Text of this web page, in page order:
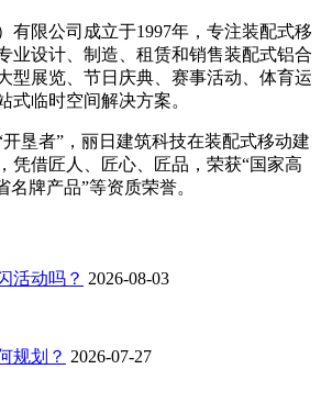
有限公司成立于1997年，专注装配式移
业设计、制造、租赁和销售装配式铝合
型展览、节日庆典、赛事活动、体育运
式临时空间解决方案。
垦者”，丽日建筑科技在装配式移动建
凭借匠人、匠心、匠品，荣获“国家高
名牌产品”等资质荣誉。
活动吗？ 2026-08-03
规划？ 2026-07-27